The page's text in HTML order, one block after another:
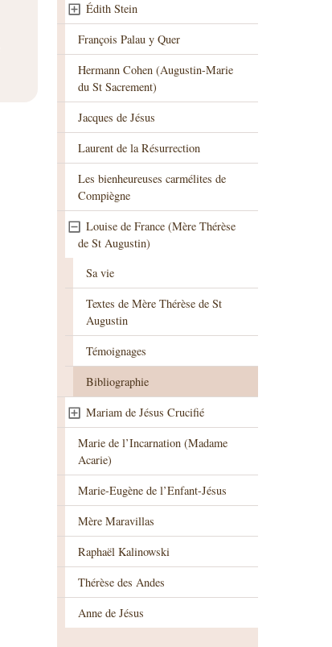
Édith Stein
François Palau y Quer
Hermann Cohen (Augustin-Marie
du St Sacrement)
Jacques de Jésus
Laurent de la Résurrection
Les bienheureuses carmélites de
Compiègne
Louise de France (Mère Thérèse
de St Augustin)
Sa vie
Textes de Mère Thérèse de St
Augustin
Témoignages
Bibliographie
Mariam de Jésus Crucifié
Marie de l’Incarnation (Madame
Acarie)
Marie-Eugène de l’Enfant-Jésus
Mère Maravillas
Raphaël Kalinowski
Thérèse des Andes
Anne de Jésus